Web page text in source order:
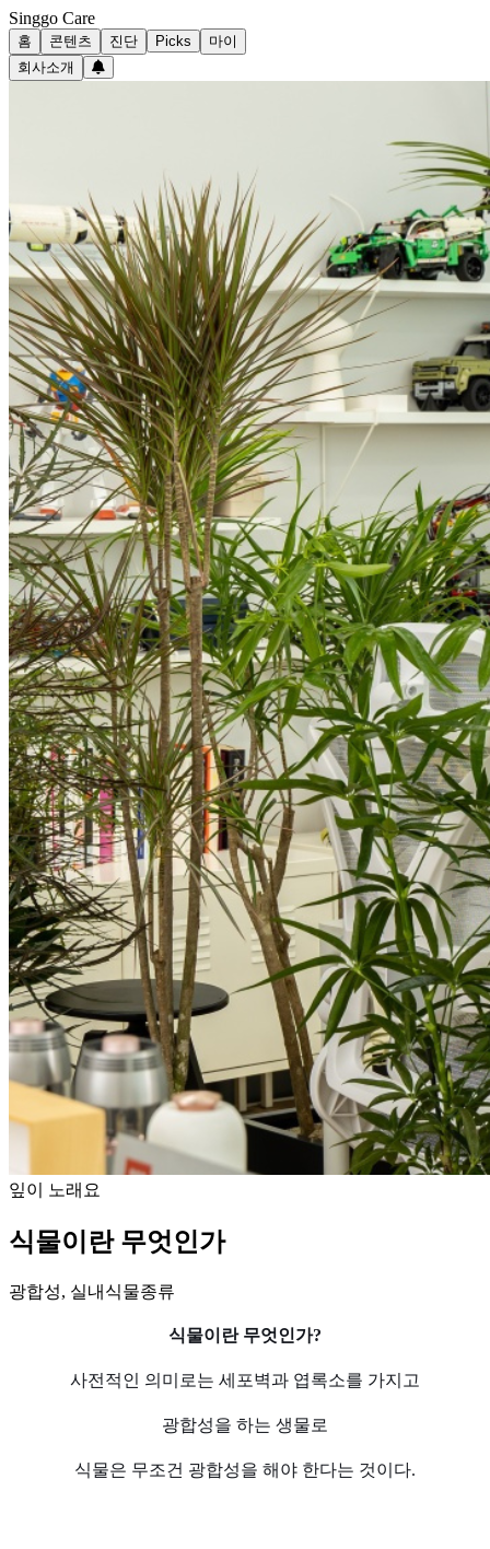
Singgo Care
홈 콘텐츠 진단 Picks
마이
회사소개
잎이 노래요
식물이란 무엇인가
광합성, 실내식물종류
식물이란 무엇인가?
사전적인 의미로는 세포벽과 엽록소를 가지고
광합성을 하는 생물로
식물은 무조건 광합성을 해야 한다는 것이다.